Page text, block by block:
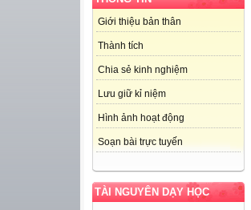
Giới thiệu bản thân
Thành tích
Chia sẻ kinh nghiệm
Lưu giữ kỉ niệm
Hình ảnh hoạt động
Soạn bài trực tuyến
TÀI NGUYÊN DẠY HỌC